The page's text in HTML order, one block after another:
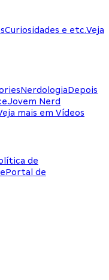
Curiosidades e etc.Veja
NerdologiaDepois
Jovem Nerd
mais em Vídeos
de
Portal de